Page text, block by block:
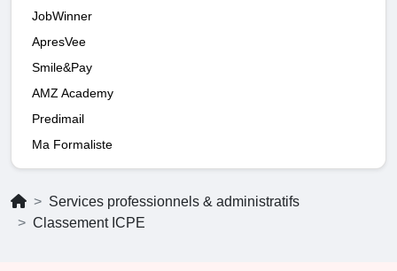
JobWinner
ApresVee
Smile&Pay
AMZ Academy
Predimail
Ma Formaliste
Services professionnels & administratifs
Classement ICPE